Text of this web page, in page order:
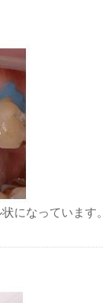
になっています。